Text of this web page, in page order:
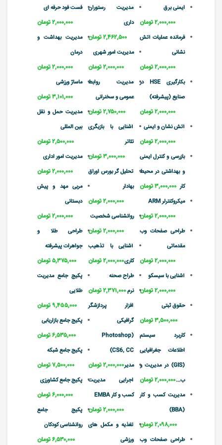
ایمنی برق
۲,۰۰۰,۰۰۰ تومان
فرمانده عملیات آتش
نشانی
۲,۰۰۰,۰۰۰ تومان
بکارگیری HSE در
صنایع (پیشرفته)
۲,۰۰۰,۰۰۰ تومان
آتش نشان و ایمنی
۲,۰۰۰,۰۰۰ تومان
بازرسی و کنترل ایمنی
و بهداشتی در محیط
کار ۳,۰۰۰,۰۰۰ تومان
میکروکنترلر ARM
۲,۰۰۰,۰۰۰ تومان
طراحی صفحات وب
مقدماتی
۲,۰۰۰,۰۰۰ تومان
آشنایی با سیسکو
۲,۰۰۰,۰۰۰ تومان
حقوق ثبتی
۳,۵۰۰,۰۰۰ تومان
کاربرد سیستم
اطلاعات جغرافیایی
(GIS) در مدیریت و
ب...۲,۰۰۰,۰۰۰ تومان
مدیریت کسب و کار
(BBA)
۲,۰۹۸,۰۰۰ تومان
طراحی صفحات وب
مدیریت رستوران
داری
۲,۴۶۲,۵۰۰ تومان
مدیریت امور شهری
۲,۰۰۰,۰۰۰ تومان
مدیریت روابط
عمومی و سخنرانی
۲,۷۵۰,۰۰۰ تومان
آشنایی با بازیگری
تئاتر
۳,۰۰۰,۰۰۰ تومان
تحلیل گر بورس اوراق
بهادار
۲,۰۰۰,۰۰۰ تومان
روانشناسی شخصیت
۲,۰۰۰,۰۰۰ تومان
آشنایی با تذهیب
کاری۲,۰۰۰,۰۰۰ تومان
طراح صحنه
۲,۳۷۱,۰۰۰ توماننرم
افزار پردازشگر
گرافیکی
(Photoshop
CS6, CC)
۲,۰۰۰,۰۰۰ تومانمدیر
اجرایی مدیریت
کسب و کار EMBA
۲,۰۰۰,۰۰۰ تومان
تغذیه و مکمل های
ورزشی
فست فود حرفه ای
۲,۰۰۰,۰۰۰ تومان
مدیریت بهداشت و
درمان
۲,۰۰۰,۰۰۰ تومان
ماساژ ورزشی
۳,۱۰۱,۰۰۰ تومان
مدیریت حمل و نقل
بین المللی
۲,۵۰۰,۰۰۰ تومان
مدیریت امور اداری
۲,۰۰۰,۰۰۰ تومان
مربی مهد و پیش
دبستانی
۲,۰۰۰,۰۰۰ تومان
طراحی طلا و
جواهرات پیشرفته
۵,۳۷۵,۰۰۰ تومان
پکیج جامع مدیریت
طلایی
۹,۴۵۵,۰۰۰ تومان
پکیج جامع بازاریابی
۶,۵۳۵,۰۰۰ تومان
پکیج جامع شبکه
۷,۵۰۰,۰۰۰ تومان
پکیج جامع کشاورزی
۶,۰۰۰,۰۰۰ تومان
پکیج جامع
روانشناسی کودکان
۶,۵۳۰,۰۰۰ تومان